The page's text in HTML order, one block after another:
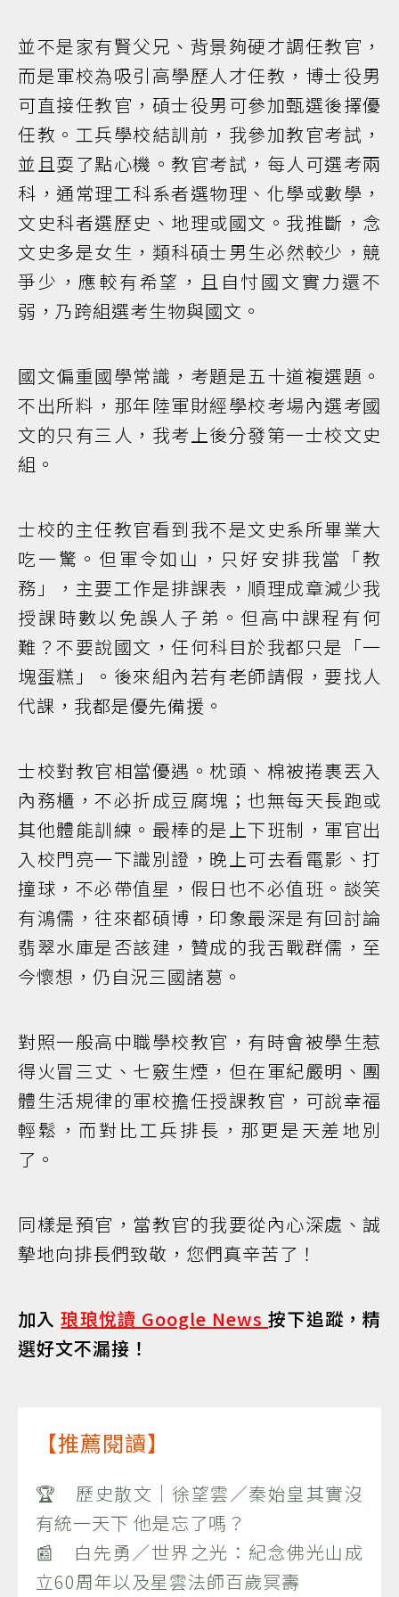
並不是家有賢父兄、背景夠硬才調任教官，
而是軍校為吸引高學歷人才任教，博士役男
可直接任教官，碩士役男可參加甄選後擇優
任教。工兵學校結訓前，我參加教官考試，
並且耍了點心機。教官考試，每人可選考兩
科，通常理工科系者選物理、化學或數學，
文史科者選歷史、地理或國文。我推斷，念
文史多是女生，類科碩士男生必然較少，競
爭少，應較有希望，且自忖國文實力還不
弱，乃跨組選考生物與國文。
國文偏重國學常識，考題是五十道複選題。
不出所料，那年陸軍財經學校考場內選考國
文的只有三人，我考上後分發第一士校文史
組。
士校的主任教官看到我不是文史系所畢業大
吃一驚。但軍令如山，只好安排我當「教
務」，主要工作是排課表，順理成章減少我
授課時數以免誤人子弟。但高中課程有何
難？不要說國文，任何科目於我都只是「一
塊蛋糕」。後來組內若有老師請假，要找人
代課，我都是優先備援。
士校對教官相當優遇。枕頭、棉被捲裹丟入
內務櫃，不必折成豆腐塊；也無每天長跑或
其他體能訓練。最棒的是上下班制，軍官出
入校門亮一下識別證，晚上可去看電影、打
撞球，不必帶值星，假日也不必值班。談笑
有鴻儒，往來都碩博，印象最深是有回討論
翡翠水庫是否該建，贊成的我舌戰群儒，至
今懷想，仍自況三國諸葛。
對照一般高中職學校教官，有時會被學生惹
得火冒三丈、七竅生煙，但在軍紀嚴明、團
體生活規律的軍校擔任授課教官，可說幸福
輕鬆，而對比工兵排長，那更是天差地別
了。
同樣是預官，當教官的我要從內心深處、誠
摯地向排長們致敬，您們真辛苦了！
加入琅琅悅讀 Google News按下追蹤，精
選好文不漏接！
【推薦閱讀】
🏆 歷史散文｜徐望雲／秦始皇其實沒
有統一天下 他是忘了嗎？
📰 白先勇／世界之光：紀念佛光山成
立60周年以及星雲法師百歲冥壽